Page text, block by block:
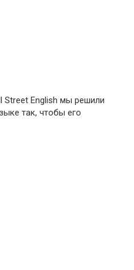
Street English мы решили
так, чтобы его